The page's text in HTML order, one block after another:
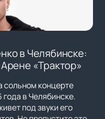
в Челябинске:
«Трактор»
сольном концерте
в Челябинске.
под звуки его